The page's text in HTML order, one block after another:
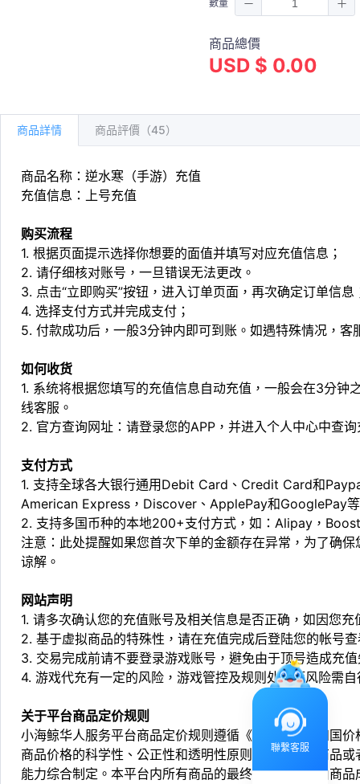
數量
商品總價
USD $ 0.00
商品詳情 商品評價（45）
商品名称：逆水寒（手游）充值
充值信息：上号充值
购买流程
1. 根据页面提示选择你想要的面值并填写对应充值信息；
2. 请仔细核对账号，一旦错误无法更改。
3. 点击“立即购买”按钮，进入订单页面，再次确定订单信息
4. 选择支付方式并完成支付；
5. 付款成功后，一般3分钟内即可到账。如遇特殊情况，
如何收货
1. 系统将根据您填写的充值信息自动充值，一般会在3分
线客服。
2. 官方查询网址：请登录您的APP，并进入个人中心中查
支付方式
1. 支持全球各大银行通用Debit Card、Credit Card和
American Express，Discover、ApplePay和GooglePay
2. 支持多国币种的本地200+支付方式，如：Alipay，
注意：此处提醒如果您首次下单的金额存在异常，为了确
谅解。
网站声明
1. 请多次确认您的充值账号及相关信息是否正确，如因您
2. 基于虚拟商品的特殊性，请在充值完成后登陆您的帐号
3. 交易完成前请不要登录游戏账号，避免由于顶号造成充
4. 游戏代充有一定的风险，游戏管控及规则处罚等风险需
关于平台商品定价规则
小海鲸华人服务平台商品定价规则遵循《中华人民共和国
商品价格的科学性、公正性和透明性原则，依据相关商品
能力综合制定。本平台内所有商品的最终销售价格均由商
聯繫客服